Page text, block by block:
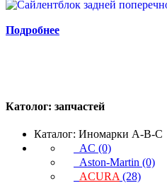
Подробнее
Католог: запчастей
Каталог: Иномарки A-B-C
AC (0)
Aston-Martin (0)
ACURA (28)